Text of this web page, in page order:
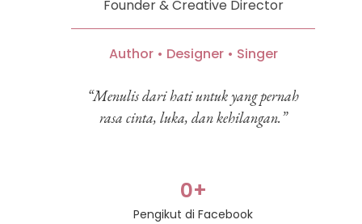
Founder & Creative Director
Author • Designer • Singer
“Menulis dari hati untuk yang pernah
rasa cinta, luka, dan kehilangan.”
Pengikut di Facebook
0+